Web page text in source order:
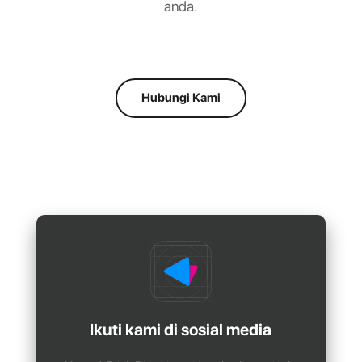
anda.
Hubungi Kami
Ikuti kami di sosial media